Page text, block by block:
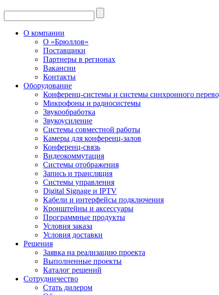
О компании
О «Брюллов»
Поставщики
Партнеры в регионах
Вакансии
Контакты
Оборудование
Конференц-системы и системы синхронного
Микрофоны и радиосистемы
Звукообработка
Звукоусиление
Системы совместной работы
Камеры для конференц-залов
Конференц-связь
Видеокоммутация
Системы отображения
Запись и трансляция
Системы управления
Digital Signage и IPTV
Кабели и интерфейсы подключения
Кронштейны и аксессуары
Программные продукты
Условия заказа
Условия доставки
Решения
Заявка на реализацию проекта
Выполненные проекты
Каталог решений
Сотрудничество
Стать дилером